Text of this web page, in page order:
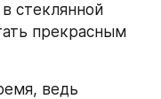
стеклянной
прекрасным
ведь